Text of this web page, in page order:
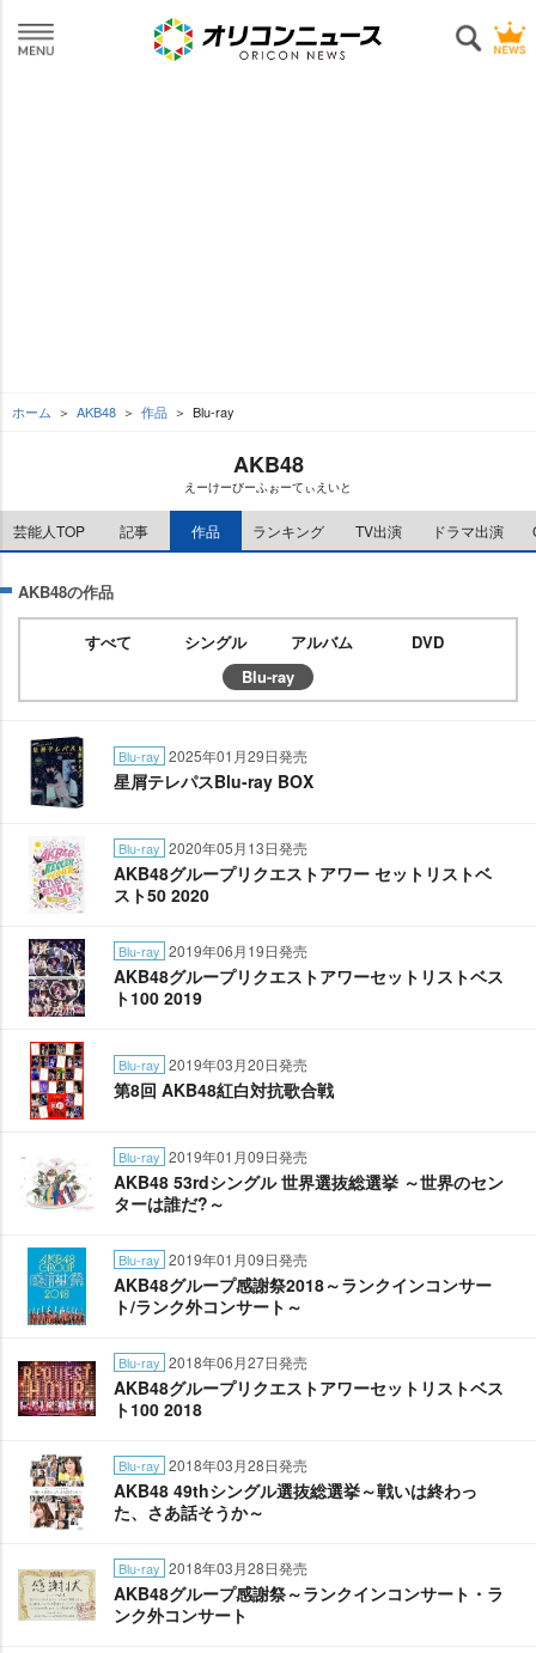
ホーム AKB48 作品 Blu-ray
AKB48
えーけーびーふぉーてぃえいと
芸能人TOP 記事 作品 ランキング TV出演 ドラマ出演
AKB48の作品
すべて シングル アルバム
DVD
Blu-ray
Blu-ray 2025年01月29日発売
星屑テレパスBlu-ray BOX
Blu-ray 2020年05月13日発売
AKB48グループリクエストアワー セットリストベ
スト50 2020
Blu-ray 2019年06月19日発売
AKB48グループリクエストアワーセットリストベス
ト100 2019
Blu-ray 2019年03月20日発売
第8回 AKB48紅白対抗歌合戦
Blu-ray 2019年01月09日発売
AKB48 53rdシングル 世界選抜総選挙 ～世界のセン
ターは誰だ?～
Blu-ray 2019年01月09日発売
AKB48グループ感謝祭2018～ランクインコンサー
ト/ランク外コンサート～
Blu-ray 2018年06月27日発売
AKB48グループリクエストアワーセットリストベス
ト100 2018
Blu-ray 2018年03月28日発売
AKB48 49thシングル選抜総選挙～戦いは終わっ
た、さあ話そうか～
Blu-ray 2018年03月28日発売
AKB48グループ感謝祭～ランクインコンサート・ラ
ンク外コンサート